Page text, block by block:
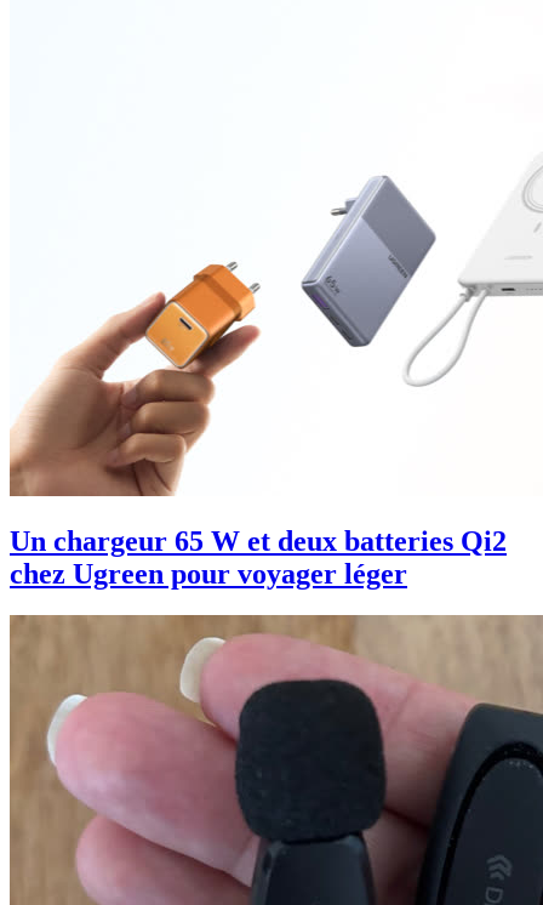
Un chargeur 65 W et deux batteries Qi2
chez Ugreen pour voyager léger